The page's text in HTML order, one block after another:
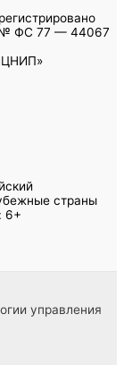
№ ФС 77 — 44067
страны
6+
управления